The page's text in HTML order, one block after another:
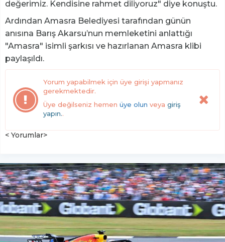
değerimiz. Kendisine rahmet diliyoruz" diye konuştu.
Ardından Amasra Belediyesi tarafından günün
anısına Barış Akarsu’nun memleketini anlattığı
"Amasra" isimli şarkısı ve hazırlanan Amasra klibi
paylaşıldı.
Yorum yapabilmek için üye girişi yapmanız
gerekmektedir.
Üye değilseniz hemen üye olun veya giriş
yapın..
< Yorumlar>